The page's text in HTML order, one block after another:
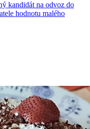
kandidát na odvoz do
hodnotu malého